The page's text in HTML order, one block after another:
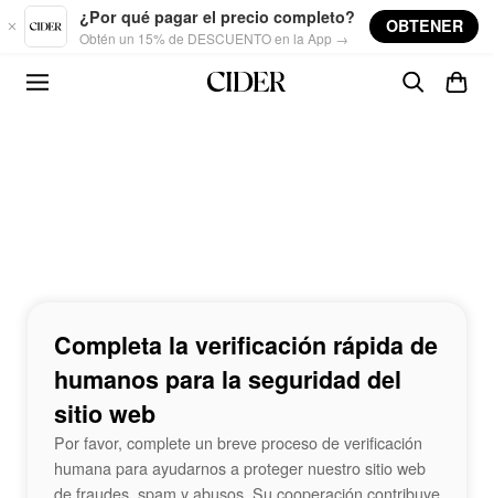
Skip to main content
¿Por qué pagar el precio completo?
Obtén un 15% de DESCUENTO en la App →
OBTENER
Completa la verificación rápida de
humanos para la seguridad del
sitio web
Por favor, complete un breve proceso de verificación
humana para ayudarnos a proteger nuestro sitio web